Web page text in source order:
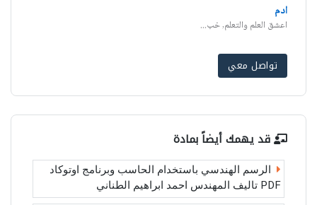
ادم
اعشق العلم والتعلم, خب...
تواصل معي
قد يهمك أيضاً بمادة
الرسم الهندسي باستخدام الحاسب وبرنامج اوتوكاد
PDF تاليف المهندس احمد ابراهيم الطناني